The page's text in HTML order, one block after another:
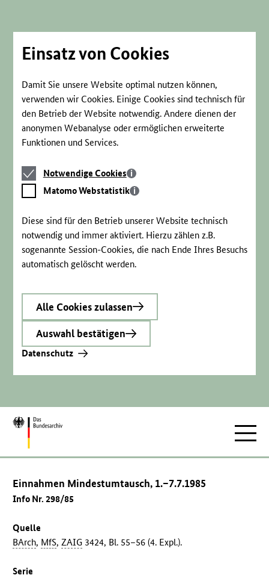
Einsatz von Cookies
Damit Sie unsere Website optimal nutzen können,
verwenden wir Cookies. Einige Cookies sind technisch für
den Betrieb der Website notwendig. Andere dienen der
anonymen Webanalyse oder ermöglichen erweiterte
Funktionen und Services.
Notwendige
Cookies
Notwendige Cookies
Matomo
Webstatistik
Matomo Webstatistik
Diese sind für den Betrieb unserer Website technisch
notwendig und immer aktiviert. Hierzu zählen z.B.
sogenannte Session-Cookies, die nach Ende Ihres Besuchs
automatisch gelöscht werden.
Alle Cookies zulassen
Auswahl bestätigen
Datenschutz
Zur
Einnahmen Mindestumtausch, 1.–7.7.1985
Info Nr. 298/85
Quelle
BArch, MfS,ZAIG 3424, Bl. 55–56 (4. Expl.).
Serie